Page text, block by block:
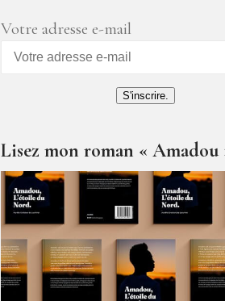
Votre adresse e-mail
S'inscrire.
Lisez mon roman « Amadou